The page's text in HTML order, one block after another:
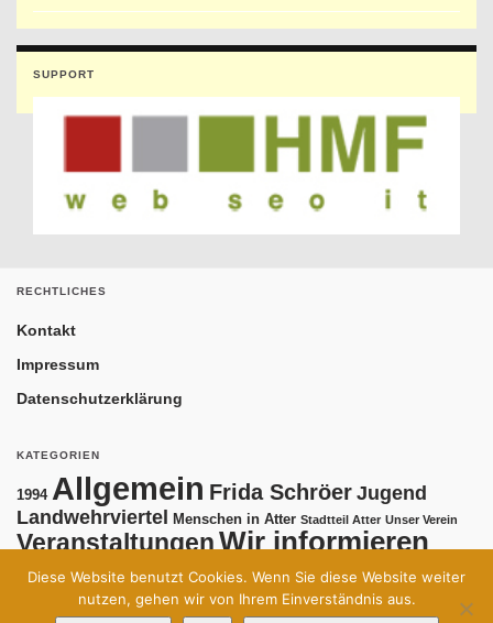
SUPPORT
RECHTLICHES
Kontakt
Impressum
Datenschutzerklärung
KATEGORIEN
1994 Allgemein Frida SchröerJugend
Landwehrviertel Menschen in Atter Stadtteil Atter Unser Verein
VeranstaltungenWir informieren
Kontakt Impressum Datenschutzerklärung
Diese Website benutzt Cookies. Wenn Sie diese Website weiter
nutzen, gehen wir von Ihrem Einverständnis aus.